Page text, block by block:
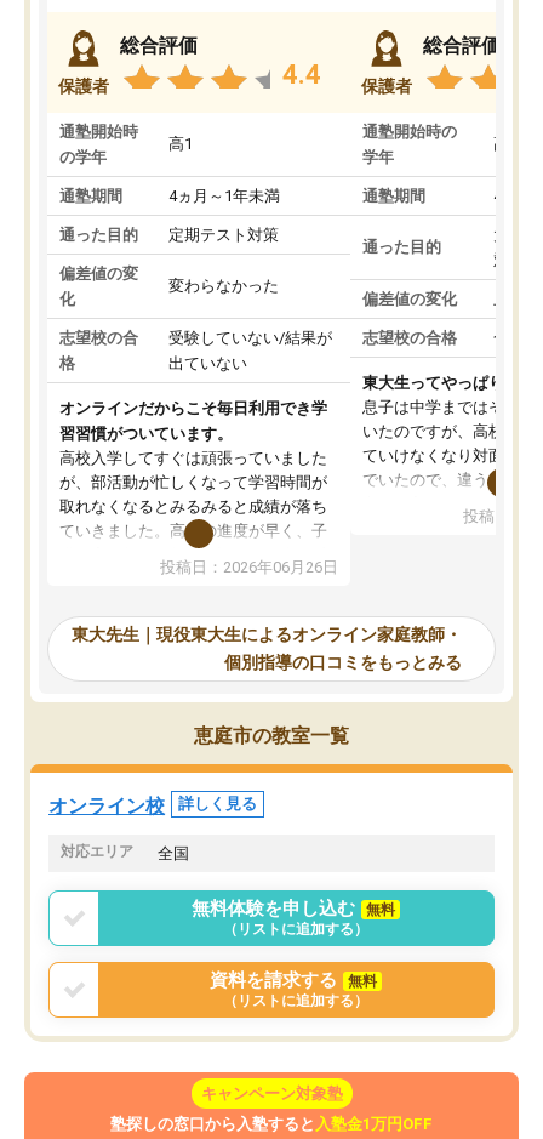
保護者
総合評価
4.4
通塾開始時
の学年
高1
通塾期間 4ヵ月～1年未満
通った目的 定期テスト対策
偏差値の変
化
変わらなかった
志望校の合
格
受験していない/結果が
出ていない
オンラインだからこそ毎日利用でき学
習習慣がついています。
高校入学してすぐは頑張っていました
が、部活動が忙しくなって学習時間が
取れなくなるとみるみると成績が落ち
ていきました。高校の進度が早く、子
供も家に帰って勉強の話すると嫌な反
応を示します。東大先生にお願いして
れるので、親としても安心です。毎日
使える自習室とかもあり、わからない
ところがあれば先生が回答してくれる
のも重宝しています。
投稿日：2026年06月26日
保護者
総合評価
通塾開始時の
学年
高3
通塾期間 4ヵ月
通った目的
大学
対策
偏差値の変化
志望校の合格 合格
東大生ってやっぱりすご
息子は中学まではそこそ
いたのですが、高校に入
ていけなくなり対面の塾
でいたので、違うアプロ
で、当初は模試でD判定
自習室が毎日使えていつ
るのが心強かったよう
謝です。
投稿日：
東大先生｜現役東大生によるオンライン家庭教師・
個別指導の口コミをもっとみる
恵庭市の教室一覧
オンライン校 詳しく見る
対応エリア 全国
無料体験を申し込む
無料
（リストに追加する）
資料を請求する
無料
（リストに追加する）
キャンペーン対象塾
塾探しの窓口から入塾すると 入塾金1万円OFF